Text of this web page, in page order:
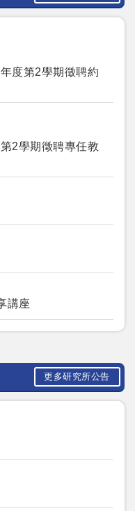
度第2學期徵聘約
2學期徵聘專任教
講座
更多研究所公告